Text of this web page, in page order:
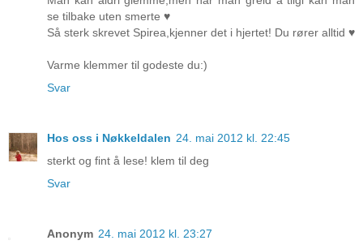
se tilbake uten smerte ♥
Så sterk skrevet Spirea,kjenner det i hjertet! Du rører alltid ♥
Varme klemmer til godeste du:)
Svar
Hos oss i Nøkkeldalen 24. mai 2012 kl. 22:45
sterkt og fint å lese! klem til deg
Svar
Anonym 24. mai 2012 kl. 23:27